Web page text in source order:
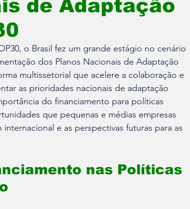
de Adaptação
o Brasil fez um grande estágio no cenário
dos Planos Nacionais de Adaptação
multissetorial que acelere a colaboração e
as prioridades nacionais de adaptação
do financiamento para políticas
que pequenas e médias empresas
e as perspectivas futuras para as
nas Políticas